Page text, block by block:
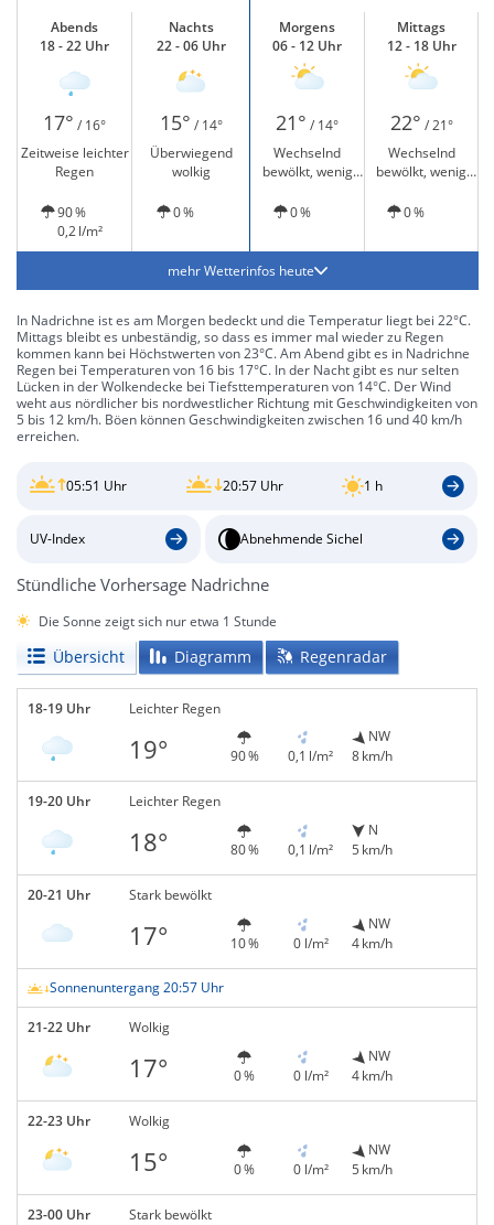
Abends
18 - 22 Uhr
Nachts
22 - 06 Uhr
Morgens
06 - 12 Uhr
Mittags
12 - 18 Uhr
17° / 16° 15° / 14° 21° / 14° 22° / 21°
Zeitweise leichter
Regen
Überwiegend
wolkig
Wechselnd
bewölkt, wenig
Wechselnd
bewölkt, wenig
90 %
0,2 l/m²
0 % 0 % 0 %
mehr Wetterinfos heute
In Nadrichne ist es am Morgen bedeckt und die Temperatur liegt bei 22°C.
Mittags bleibt es unbeständig, so dass es immer mal wieder zu Regen
kommen kann bei Höchstwerten von 23°C. Am Abend gibt es in Nadrichne
Regen bei Temperaturen von 16 bis 17°C. In der Nacht gibt es nur selten
Lücken in der Wolkendecke bei Tiefsttemperaturen von 14°C. Der Wind
weht aus nördlicher bis nordwestlicher Richtung mit Geschwindigkeiten von
5 bis 12 km/h. Böen können Geschwindigkeiten zwischen 16 und 40 km/h
erreichen.
05:51 Uhr 20:57 Uhr 1 h
UV-Index Abnehmende Sichel
Stündliche Vorhersage Nadrichne
Die Sonne zeigt sich nur etwa 1 Stunde
Übersicht Diagramm Regenradar
18-19 Uhr Leichter Regen
19° 90 % 0,1 l/m²
NW
8 km/h
19-20 Uhr Leichter Regen
18° 80 % 0,1 l/m²
N
5 km/h
20-21 Uhr Stark bewölkt
17° 10 % 0 l/m²
NW
4 km/h
Sonnenuntergang 20:57 Uhr
21-22 Uhr Wolkig
17° 0 % 0 l/m²
NW
4 km/h
22-23 Uhr Wolkig
15° 0 % 0 l/m²
NW
5 km/h
23-00 Uhr Stark bewölkt